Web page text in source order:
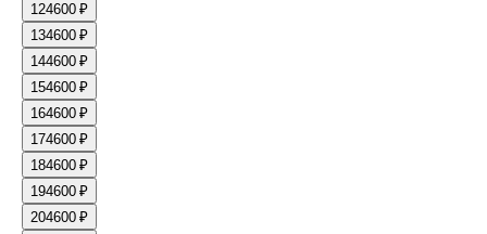
124600 ₽
134600 ₽
144600 ₽
154600 ₽
164600 ₽
174600 ₽
184600 ₽
194600 ₽
204600 ₽